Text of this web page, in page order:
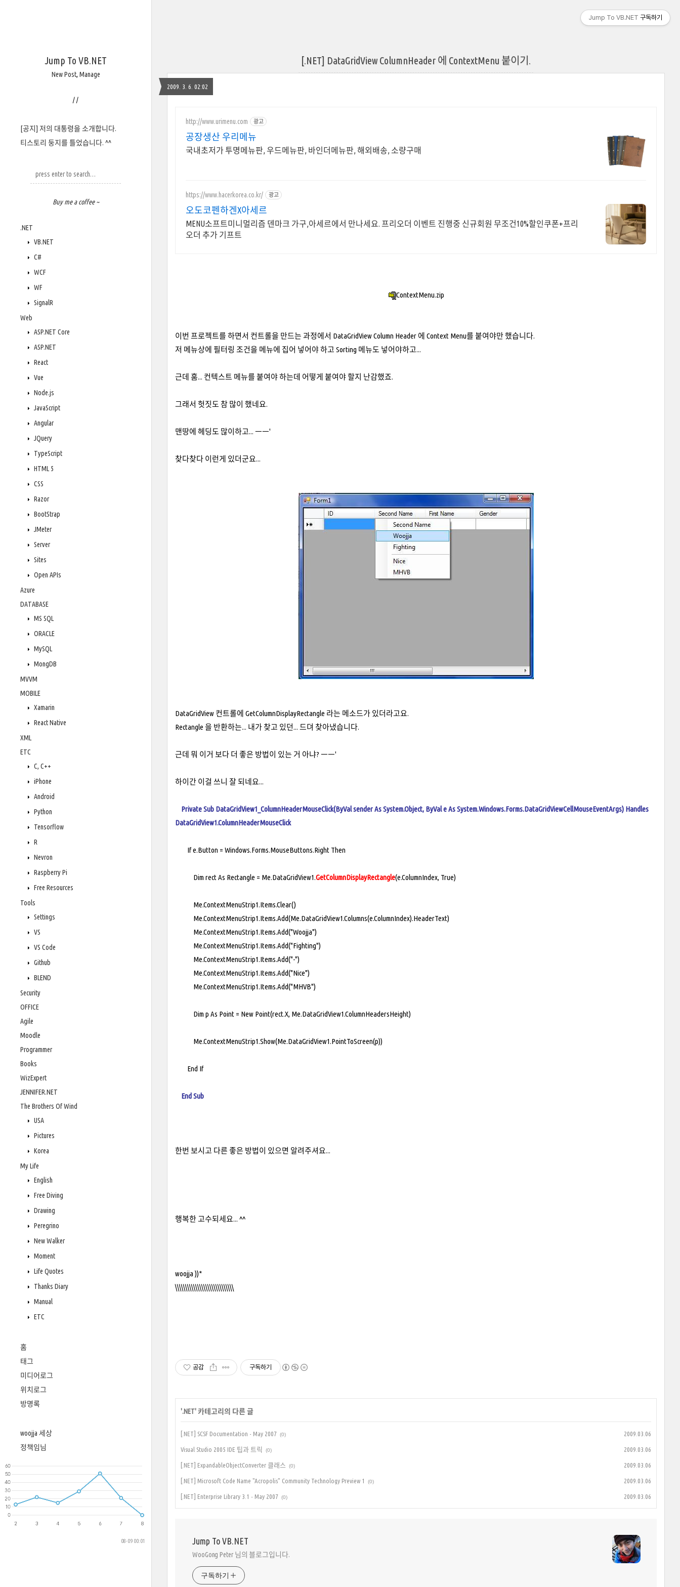
Jump To VB.NET
New Post, Manage
/ /
[공지] 저의 대통령을 소개합니다.
티스토리 둥지를 틀었습니다. ^^
Buy me a coffee ~
.NET
VB.NET
C#
WCF
WF
SignalR
Web
ASP.NET Core
ASP.NET
React
Vue
Node.js
JavaScript
Angular
JQuery
TypeScript
HTML 5
CSS
Razor
BootStrap
JMeter
Server
Sites
Open APIs
Azure
DATABASE
MS SQL
ORACLE
MySQL
MongDB
MVVM
MOBILE
Xamarin
React Native
XML
ETC
C, C++
iPhone
Android
Python
Tensorflow
R
Nevron
Raspberry Pi
Free Resources
Tools
Settings
VS
VS Code
Github
BLEND
Security
OFFICE
Agile
Moodle
Programmer
Books
WizExpert
JENNIFER.NET
The Brothers Of Wind
USA
Pictures
Korea
My Life
English
Free Diving
Drawing
Peregrino
New Walker
Moment
Life Quotes
Thanks Diary
Manual
ETC
홈
태그
미디어로그
위치로그
방명록
woojja 세상
정책임님
08-09 00:01
[.NET] DataGridView ColumnHeader 에 ContextMenu 붙이기.
2009. 3. 6. 02:02
http://www.urimenu.com 광고
공장생산 우리메뉴
국내초저가 투명메뉴판, 우드메뉴판, 바인더메뉴판, 해외배송, 소량구매
https://www.hacerkorea.co.kr/ 광고
오도코펜하겐X아세르
MENU소프트미니멀리즘 덴마크 가구,아세르에서 만나세요. 프리오더 이벤트 진행중 신규회원 무조건10%할인쿠폰+프리
오더 추가 기프트
ContextMenu.zip
이번 프로젝트를 하면서 컨트롤을 만드는 과정에서 DataGridView Column Header 에 Context Menu를 붙여야만 했습니다.
저 메뉴상에 필터링 조건을 메뉴에 집어 넣어야 하고 Sorting 메뉴도 넣어야하고...
근데 훔... 컨텍스트 메뉴를 붙여야 하는데 어떻게 붙여야 할지 난감했죠.
그래서 헛짓도 참 많이 했네요.
맨땅에 헤딩도 많이하고... ㅡㅡ'
찾다찾다 이런게 있더군요...
DataGridView 컨트롤에 GetColumnDisplayRectangle 라는 메소드가 있더라고요.
Rectangle 을 반환하는... 내가 찾고 있던... 드뎌 찾아냈습니다.
근데 뭐 이거 보다 더 좋은 방법이 있는 거 아냐? ㅡㅡ'
하이간 이걸 쓰니 잘 되네요...
Private Sub DataGridView1_ColumnHeaderMouseClick(ByVal sender As System.Object, ByVal e As System.Windows.Forms.DataGridViewCellMouseEventArgs) Handles
DataGridView1.ColumnHeaderMouseClick
If e.Button = Windows.Forms.MouseButtons.Right Then
Dim rect As Rectangle = Me.DataGridView1.GetColumnDisplayRectangle(e.ColumnIndex, True)
Me.ContextMenuStrip1.Items.Clear()
Me.ContextMenuStrip1.Items.Add(Me.DataGridView1.Columns(e.ColumnIndex).HeaderText)
Me.ContextMenuStrip1.Items.Add("Woojja")
Me.ContextMenuStrip1.Items.Add("Fighting")
Me.ContextMenuStrip1.Items.Add("-")
Me.ContextMenuStrip1.Items.Add("Nice")
Me.ContextMenuStrip1.Items.Add("MHVB")
Dim p As Point = New Point(rect.X, Me.DataGridView1.ColumnHeadersHeight)
Me.ContextMenuStrip1.Show(Me.DataGridView1.PointToScreen(p))
End If
End Sub
한번 보시고 다른 좋은 방법이 있으면 알려주셔요...
행복한 고수되세요... ^^
woojja ))*
\\\\\\\\\\\\\\\\\\\\\\\\\\\\\
공감 구독하기
'.NET' 카테고리의 다른 글
[.NET] SCSF Documentation - May 2007 (0) 2009.03.06
Visual Studio 2005 IDE 팁과 트릭 (0) 2009.03.06
[.NET] ExpandableObjectConverter 클래스 (0) 2009.03.06
[.NET] Microsoft Code Name "Acropolis" Community Technology Preview 1 (0) 2009.03.06
[.NET] Enterprise Library 3.1 - May 2007 (0) 2009.03.06
Jump To VB.NET
WooGong Peter 님의 블로그입니다.
구독하기
Jump To VB.NET 구독하기